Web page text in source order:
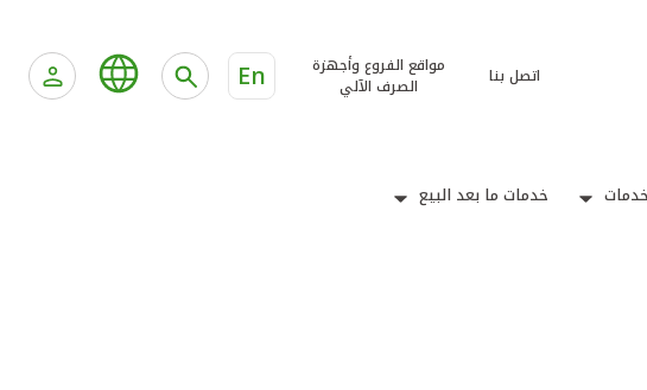
اتصل بنا
مواقع الفروع وأجهزة
الصرف الآلي
En
خدمات ما بعد البيع